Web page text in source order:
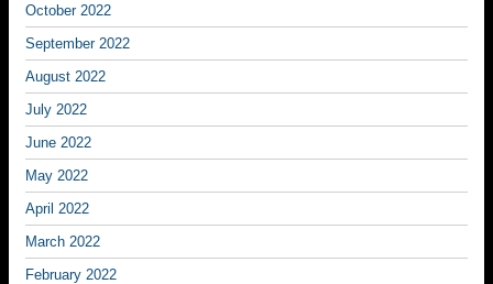
October 2022
September 2022
August 2022
July 2022
June 2022
May 2022
April 2022
March 2022
February 2022